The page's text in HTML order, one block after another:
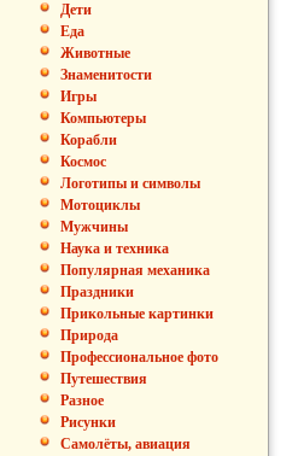
Дети
Еда
Животные
Знаменитости
Игры
Компьютеры
Корабли
Космос
Логотипы и символы
Мотоциклы
Мужчины
Наука и техника
Популярная механика
Праздники
Прикольные картинки
Природа
Профессиональное фото
Путешествия
Разное
Рисунки
Самолёты, авиация